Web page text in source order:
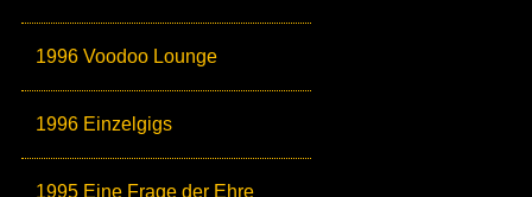
1996 Voodoo Lounge
1996 Einzelgigs
1995 Eine Frage der Ehre